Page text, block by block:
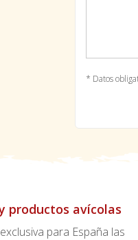
* Datos
productos avícolas
para España las